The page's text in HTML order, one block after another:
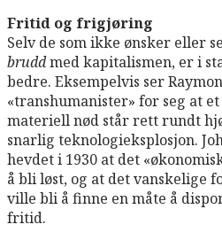
Fritid og frigjøring
Selv de som ikke ønsker eller
bruddmed kapitalismen, er i
bedre. Eksempelvis ser
«transhumanister» for seg at
materiell nød står rett rundt
snarlig teknologieksplosjon.
hevdet i 1930 at det
å bli løst, og at det vanskelige
ville bli å finne en måte å
fritid.